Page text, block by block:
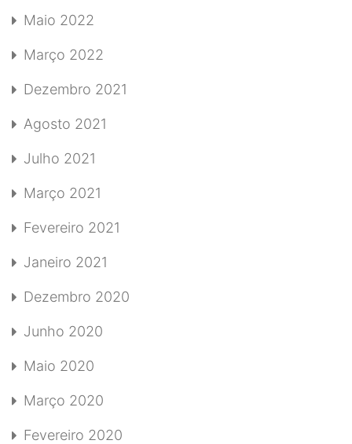
Maio 2022
Março 2022
Dezembro 2021
Agosto 2021
Julho 2021
Março 2021
Fevereiro 2021
Janeiro 2021
Dezembro 2020
Junho 2020
Maio 2020
Março 2020
Fevereiro 2020